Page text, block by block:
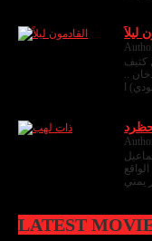
ليلاً
كثيف
..
ا
يمني
LATEST